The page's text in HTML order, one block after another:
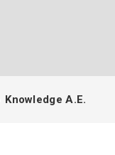
Knowledge A.E.